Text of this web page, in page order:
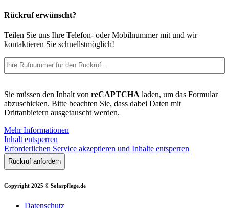
Rückruf erwünscht?
Teilen Sie uns Ihre Telefon- oder Mobilnummer mit und wir
kontaktieren Sie schnellstmöglich!
Telefon (erforderlich)
bestätigen
Sie müssen den Inhalt von reCAPTCHA laden, um das Formular
abzuschicken. Bitte beachten Sie, dass dabei Daten mit
Drittanbietern ausgetauscht werden.
Mehr Informationen
Inhalt entsperren
Erforderlichen Service akzeptieren und Inhalte entsperren
Copyright 2025 © Solarpflege.de
Datenschutz